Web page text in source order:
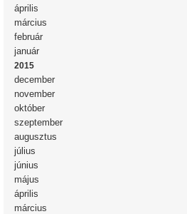
április
március
február
január
2015
december
november
október
szeptember
augusztus
július
június
május
április
március